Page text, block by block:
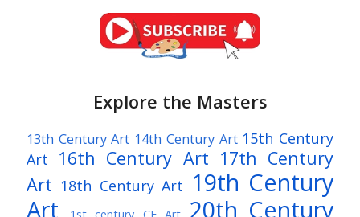
Explore the Masters
13th Century Art 14th Century Art 15th Century
Art
16th Century Art 17th Century
Art 18th Century Art 19th Century
Art
20th Century